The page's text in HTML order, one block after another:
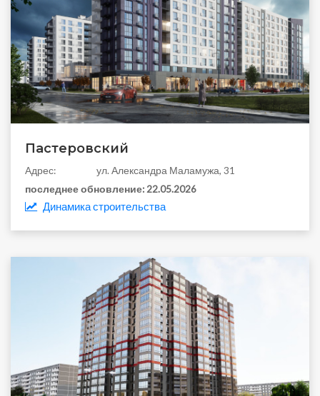
Пастеровский
Aдрес:
ул. Александра Маламужа, 31
последнее обновление:22.05.2026
Динамика строительства